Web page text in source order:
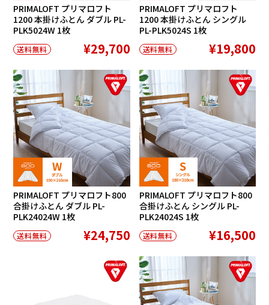
PRIMALOFT プリマロフト
1200 本掛けふとん ダブル PL-
PLK5024W 1枚
送料無料 ¥29,700
PRIMALOFT プリマロフト
1200 本掛けふとん シングル
PL-PLK5024S 1枚
送料無料 ¥19,800
PRIMALOFT プリマロフト800
合掛けふとん ダブル PL-
PLK24024W 1枚
送料無料 ¥24,750
PRIMALOFT プリマロフト800
合掛けふとん シングル PL-
PLK24024S 1枚
送料無料 ¥16,500